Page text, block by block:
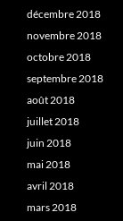
décembre 2018
novembre 2018
octobre 2018
septembre 2018
août 2018
juillet 2018
juin 2018
mai 2018
avril 2018
mars 2018